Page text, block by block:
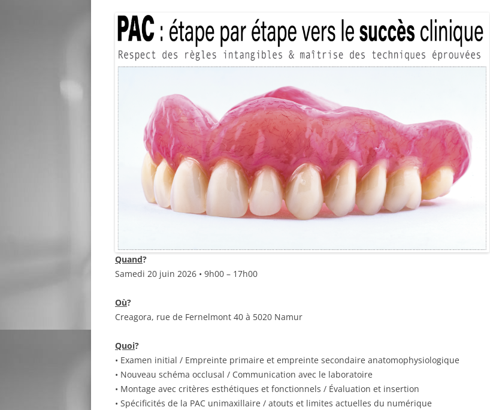
Quand?
Samedi 20 juin 2026 • 9h00 – 17h00
Où?
Creagora, rue de Fernelmont 40 à 5020 Namur
Quoi?
• Examen initial / Empreinte primaire et empreinte secondaire anatomophysiologique
• Nouveau schéma occlusal / Communication avec le laboratoire
• Montage avec critères esthétiques et fonctionnels / Évaluation et insertion
• Spécificités de la PAC unimaxillaire / atouts et limites actuelles du numérique